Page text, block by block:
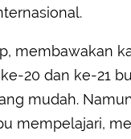
membawakan
20 dan ke-21
mudah.
mempelajari,